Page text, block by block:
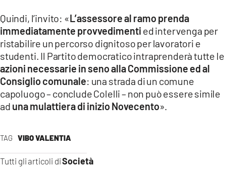
TAG VIBO VALENTIA
Tutti gli articoli diSocietà
Quindi, l’invito: «L’assessore al ramo prenda
immediatamente provvedimenti ed intervenga per
ristabilire un percorso dignitoso per lavoratori e
studenti. Il Partito democratico intraprenderà tutte le
azioni necessarie in seno alla Commissione ed al
Consiglio comunale: una strada di un comune
capoluogo – conclude Colelli – non può essere simile
ad una mulattiera di inizio Novecento».